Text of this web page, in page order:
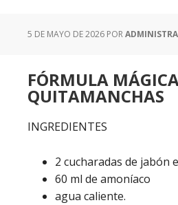
5 DE MAYO DE 2026 POR
FÓRMULA
QUITAMANCHAS
INGREDIENTES
2 cucharadas de jabón
60 ml de amoníaco
agua caliente.